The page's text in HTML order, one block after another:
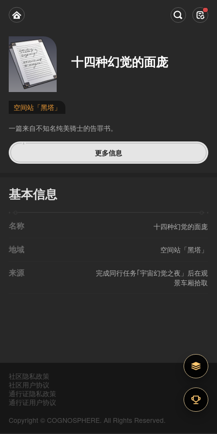
十四种幻觉的面庞
空间站「黑塔」
一篇来自不知名纯美骑士的告罪书。
更多信息
基本信息
名称 十四种幻觉的面庞
地域 空间站「黑塔」
来源
完成同行任务｢宇宙幻觉之夜」后在观
景车厢拾取
社区隐私政策
社区用户协议
通行证隐私政策
通行证用户协议
Copyright © COGNOSPHERE. All Rights Reserved.